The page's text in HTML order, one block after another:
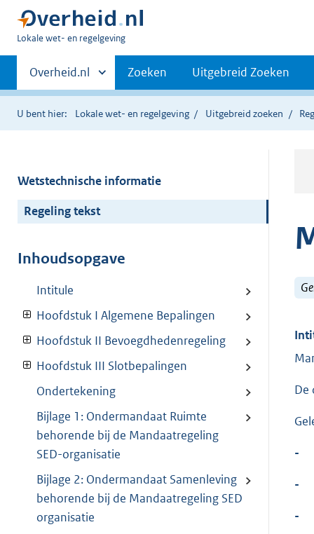
U
hier:
Lokale wet- en regelgeving
Primaire
navigatie
Andere
sites
binnen
Overheid.nl Zoeken Uitgebreid Zoeken
U bent hier: Lokale wet- en regelgeving Uitgebreid zoeken
Wetstechnische informatie
Regeling tekst
Inhoudsopgave
Intitule
Hoofdstuk I Algemene Bepalingen
Hoofdstuk II Bevoegdhedenregeling
Hoofdstuk III Slotbepalingen
Ondertekening
Bijlage 1: Ondermandaat Ruimte
behorende bij de Mandaatregeling
SED-organisatie
Bijlage 2: Ondermandaat Samenleving
behorende bij de Mandaatregeling SED
organisatie
De
-
-
-